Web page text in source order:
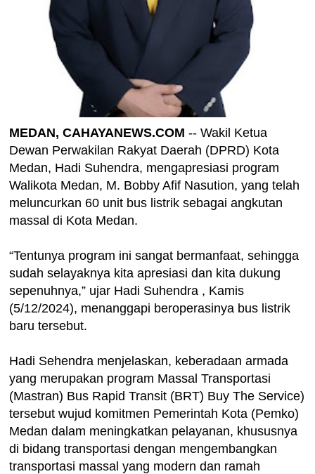
MEDAN, CAHAYANEWS.COM -- Wakil Ketua
Dewan Perwakilan Rakyat Daerah (DPRD) Kota
Medan, Hadi Suhendra, mengapresiasi program
Walikota Medan, M. Bobby Afif Nasution, yang telah
meluncurkan 60 unit bus listrik sebagai angkutan
massal di Kota Medan.
“Tentunya program ini sangat bermanfaat, sehingga
sudah selayaknya kita apresiasi dan kita dukung
sepenuhnya,” ujar Hadi Suhendra , Kamis
(5/12/2024), menanggapi beroperasinya bus listrik
baru tersebut.
Hadi Sehendra menjelaskan, keberadaan armada
yang merupakan program Massal Transportasi
(Mastran) Bus Rapid Transit (BRT) Buy The Service)
tersebut wujud komitmen Pemerintah Kota (Pemko)
Medan dalam meningkatkan pelayanan, khususnya
di bidang transportasi dengan mengembangkan
transportasi massal yang modern dan ramah